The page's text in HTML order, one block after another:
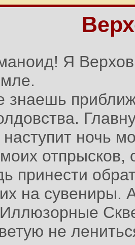
Я
знаешь
ночь
отпрысков,
принести
на сувениры.
не